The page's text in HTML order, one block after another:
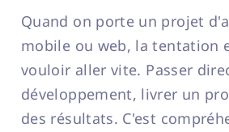
Quand on porte un projet
mobile ou web, la tentation
vouloir aller vite. Passer
développement, livrer un
des résultats. C'est